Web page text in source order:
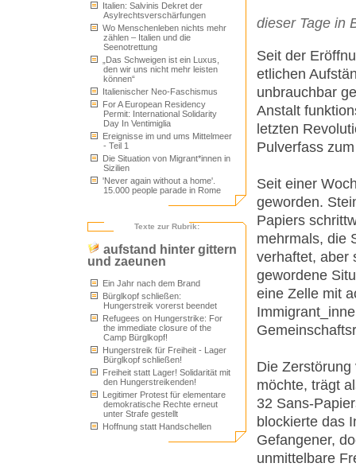
Italien: Salvinis Dekret der
Asylrechtsverschärfungen
Wo Menschenleben nichts mehr
zählen – Italien und die
Seenotrettung
„Das Schweigen ist ein Luxus,
den wir uns nicht mehr leisten
können“
Italienischer Neo-Faschismus
For A European Residency
Permit: International Solidarity
Day In Ventimiglia
Ereignisse im und ums Mittelmeer
- Teil 1
Die Situation von Migrant*innen in
Sizilien
'Never again without a home'.
15.000 people parade in Rome
Texte zur Rubrik:
aufstand hinter gittern
und zaeunen
Ein Jahr nach dem Brand
Bürglkopf schließen:
Hungerstreik vorerst beendet
Refugees on Hungerstrike: For
the immediate closure of the
Camp Bürglkopf!
Hungerstreik für Freiheit - Lager
Bürglkopf schließen!
Freiheit statt Lager! Solidarität mit
den Hungerstreikenden!
Legitimer Protest für elementare
demokratische Rechte erneut
unter Strafe gestellt
Hoffnung statt Handschellen
dieser Tage in
Seit der
etlichen
unbrauchbar
Anstalt
letzten
Pulverfass
Seit einer
geworden.
Papiers
mehrmals, die
verhaftet, aber
gewordene
eine Zelle mit
Die
möchte, trägt
32 Sans-
blockierte das
Gefangener,
unmittelbare